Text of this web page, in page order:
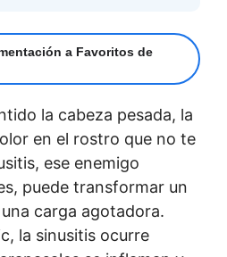
a Favoritos de
la cabeza pesada, la
en el rostro que no te
ese enemigo
puede transformar un
carga agotadora.
la sinusitis ocurre